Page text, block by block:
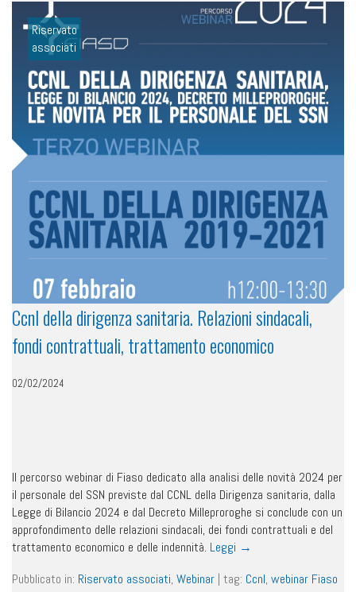
Riservato
associati
Ccnl della dirigenza sanitaria. Relazioni sindacali,
fondi contrattuali, trattamento economico
02/02/2024
Il percorso webinar di Fiaso dedicato alla analisi delle novità 2024 per
il personale del SSN previste dal CCNL della Dirigenza sanitaria, dalla
Legge di Bilancio 2024 e dal Decreto Milleproroghe si conclude con un
approfondimento delle relazioni sindacali, dei fondi contrattuali e del
trattamento economico e delle indennità. Leggi →
Pubblicato in: Riservato associati, Webinar | tag: Ccnl, webinar Fiaso